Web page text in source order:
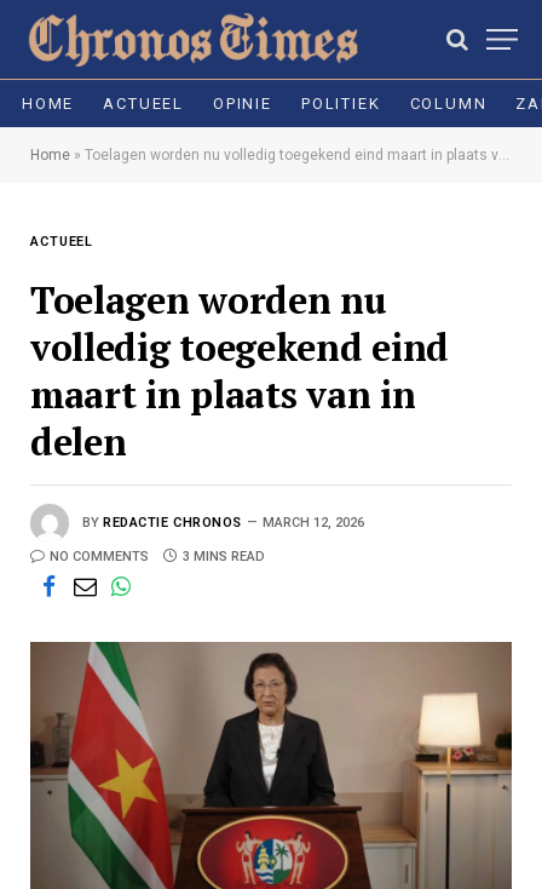
HOME ACTUEEL OPINIE POLITIEK COLUMN
Home » Toelagen worden nu volledig toegekend eind maart in plaats van in delen
ACTUEEL
Toelagen worden nu
volledig toegekend eind
maart in plaats van in
delen
BY REDACTIE CHRONOS MARCH 12, 2026
NO COMMENTS 3 MINS READ